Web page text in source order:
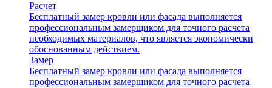
Расчет
Бесплатный замер кровли или фасада выполняется
профессиональным замерщиком для точного расчета
необходимых материалов, что является экономически
обоснованным действием.
Замер
Бесплатный замер кровли или фасада выполняется
профессиональным замерщиком для точного расчета